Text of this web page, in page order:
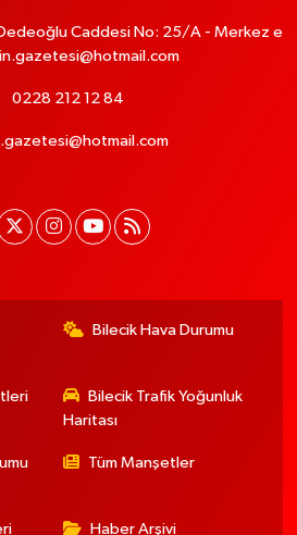
Caddesi No: 25/A - Merkez e
0228 212 12 84
Bilecik Hava Durumu
Bilecik Trafik Yoğunluk
Haritası
Tüm Manşetler
Haber Arşivi